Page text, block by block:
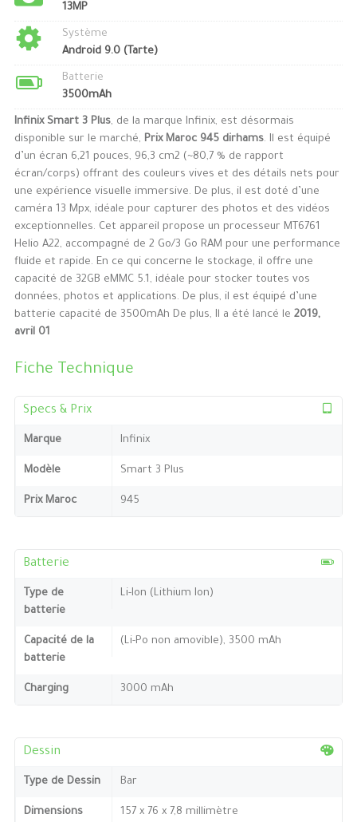
13MP
Système
Android 9.0 (Tarte)
Batterie
3500mAh
Infinix Smart 3 Plus, de la marque Infinix, est désormais
disponible sur le marché, Prix Maroc 945 dirhams. Il est équipé
d’un écran 6,21 pouces, 96,3 cm2 (~80,7 % de rapport
écran/corps) offrant des couleurs vives et des détails nets pour
une expérience visuelle immersive. De plus, il est doté d’une
caméra 13 Mpx, idéale pour capturer des photos et des vidéos
exceptionnelles. Cet appareil propose un processeur MT6761
Helio A22, accompagné de 2 Go/3 Go RAM pour une performance
fluide et rapide. En ce qui concerne le stockage, il offre une
capacité de 32GB eMMC 5.1, idéale pour stocker toutes vos
données, photos et applications. De plus, il est équipé d’une
batterie capacité de 3500mAh De plus, Il a été lancé le 2019,
avril 01
Fiche Technique
Specs & Prix
Marque Infinix
Modèle Smart 3 Plus
Prix Maroc 945
Batterie
Type de
batterie
Li-Ion (Lithium Ion)
Capacité de la
batterie
(Li-Po non amovible), 3500 mAh
Charging 3000 mAh
Dessin
Type de Dessin Bar
Dimensions 157 x 76 x 7,8 millimètre